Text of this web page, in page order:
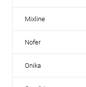
Mixline
Nofer
Onika